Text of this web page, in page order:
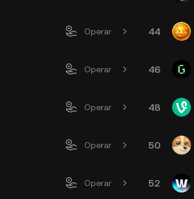
Operar 44
Operar 46
Operar 48
Operar 50
Operar 52